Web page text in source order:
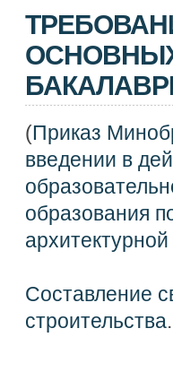
(Приказ
введении в
образования
Составление
строительства.